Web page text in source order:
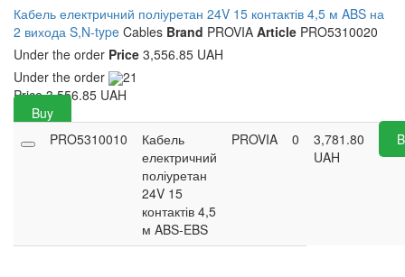
Кабель електричний поліуретан 24V 15 контактів 4,5 м ABS на
2 вихода S,N-type Cables Brand PROVIA Article PRO5310020
Under the order Price 3,556.85 UAH
Under the order
21
Price 3,556.85 UAH
Buy
PRO5310010
Кабель
електричний
поліуретан
24V 15
контактів 4,5
м ABS-EBS
PROVIA 0
3,781.80
UAH